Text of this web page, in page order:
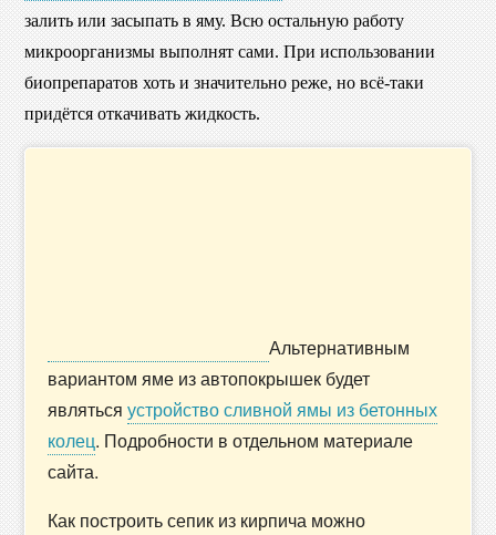
залить или засыпать в яму. Всю остальную работу
микроорганизмы выполнят сами. При использовании
биопрепаратов хоть и значительно реже, но всё-таки
придётся откачивать жидкость.
Альтернативным
вариантом яме из автопокрышек будет
являться устройство сливной ямы из бетонных
колец. Подробности в отдельном материале
сайта.
Как построить сепик из кирпича можно